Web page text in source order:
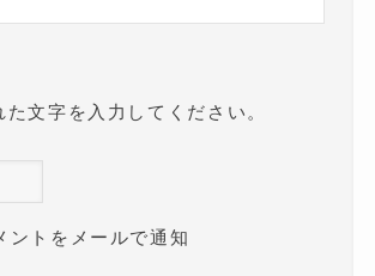
た文字を入力してください。
ントをメールで通知